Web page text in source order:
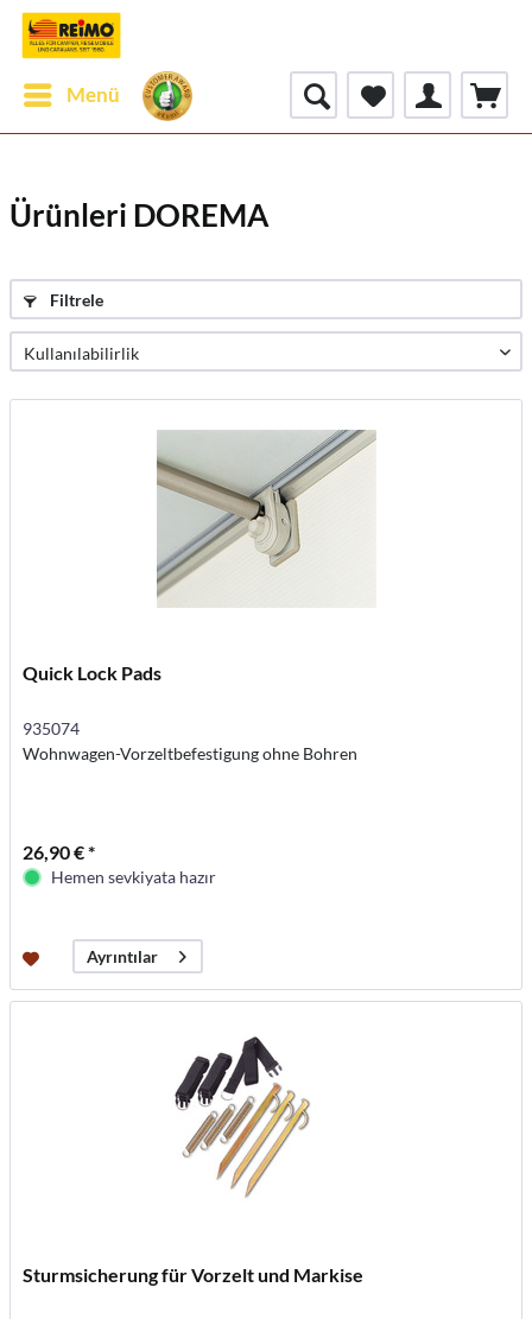
Menü
Ürünleri DOREMA
Filtrele
Quick Lock Pads
935074
Wohnwagen-Vorzeltbefestigung ohne Bohren
26,90 € *
Hemen sevkiyata hazır
Ayrıntılar
Sturmsicherung für Vorzelt und Markise